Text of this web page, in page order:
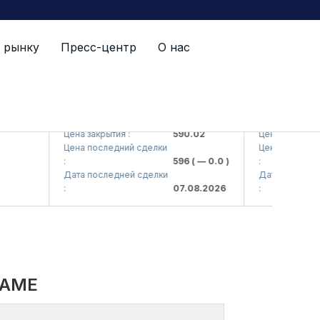
Пресс-центр О нас
Цена закрытия :
590.02
Цена последний сделки
596( — 0.0 )
Дата последней сделки
07.08.2026
Цена закрытия :
Цена последний
Дата последней